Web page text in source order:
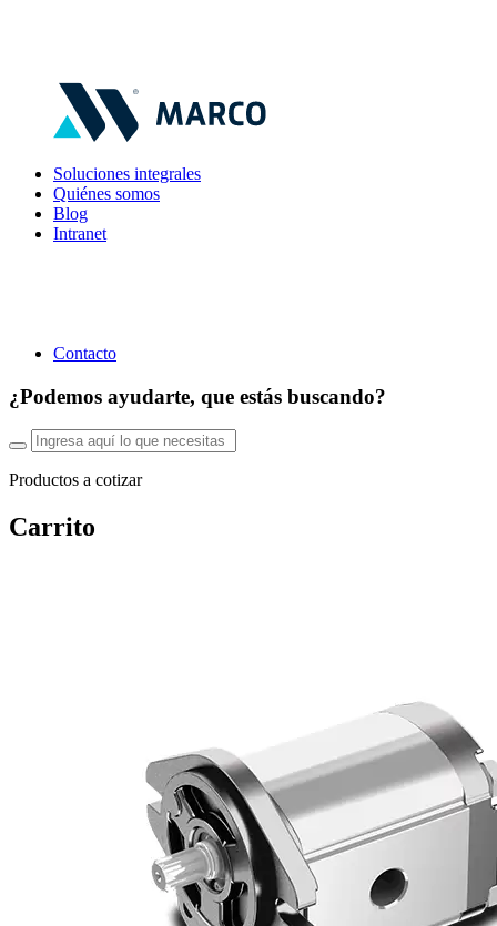
Soluciones integrales
Quiénes somos
Blog
Intranet
Contacto
¿Podemos ayudarte, que estás buscando?
Productos a cotizar
Carrito